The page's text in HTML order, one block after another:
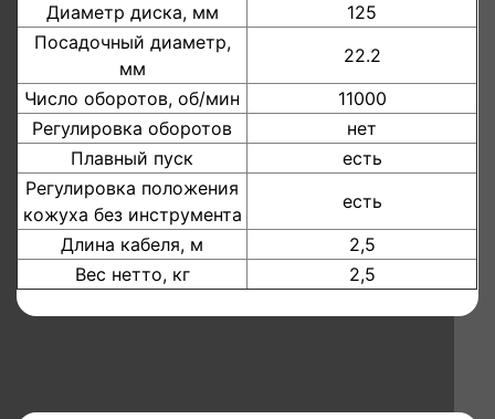
Диаметр диска, мм
125
Посадочный диаметр,
мм
22.2
Число оборотов, об/мин
11000
Регулировка оборотов
нет
Плавный пуск
есть
Регулировка положения
кожуха без инструмента
есть
Длина кабеля, м
2,5
Вес нетто, кг
2,5